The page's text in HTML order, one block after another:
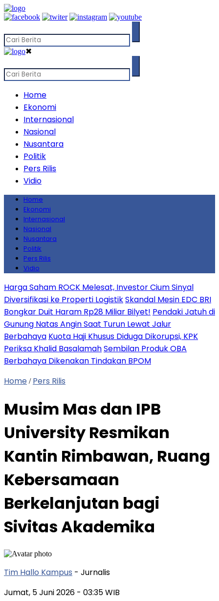
✖
Home
Ekonomi
Internasional
Nasional
Nusantara
Politik
Pers Rilis
Vidio
Home
Ekonomi
Internasional
Nasional
Nusantara
Politik
Pers Rilis
Vidio
Harga Saham ROCK Melesat, Investor Cium Sinyal
Diversifikasi ke Properti LogistikSkandal Mesin EDC BRI
Bongkar Duit Haram Rp28 Miliar Bilyet! Pendaki Jatuh di
Gunung Natas Angin Saat Turun Lewat Jalur
Berbahaya Kuota Haji Khusus Diduga Dikorupsi, KPK
Periksa Khalid BasalamahSembilan Produk OBA
Berbahaya Dikenakan Tindakan BPOM
Home / Pers Rilis
Musim Mas dan IPB
University Resmikan
Kantin Rimbawan, Ruang
Kebersamaan
Berkelanjutan bagi
Sivitas Akademika
Tim Hallo Kampus - Jurnalis
Jumat, 5 Juni 2026 - 03:35 WIB